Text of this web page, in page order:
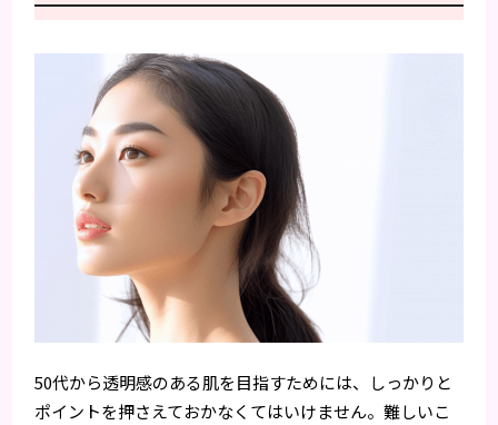
50代から透明感のある肌を目指すためには、しっかりと
ポイントを押さえておかなくてはいけません。難しいこ